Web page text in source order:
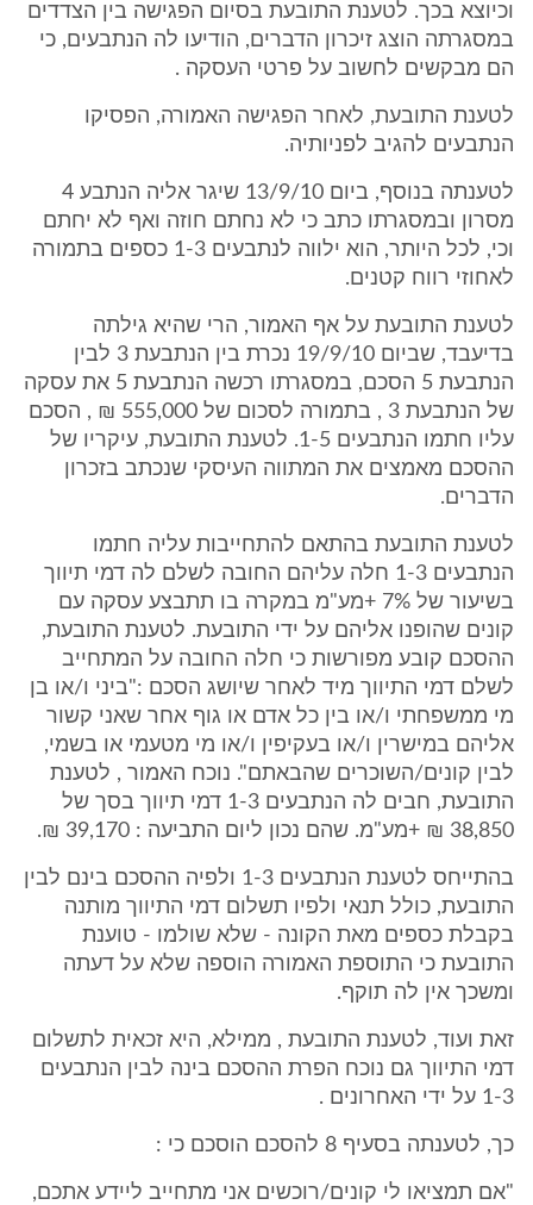
וכיוצא בכך. לטענת התובעת בסיום הפגישה בין הצדדים
במסגרתה הוצג זיכרון הדברים, הודיעו לה הנתבעים, כי
הם מבקשים לחשוב על פרטי העסקה .
לטענת התובעת, לאחר הפגישה האמורה, הפסיקו
הנתבעים להגיב לפניותיה.
לטענתה בנוסף, ביום 13/9/10 שיגר אליה הנתבע 4
מסרון ובמסגרתו כתב כי לא נחתם חוזה ואף לא יחתם
וכי, לכל היותר, הוא ילווה לנתבעים 1-3 כספים בתמורה
לאחוזי רווח קטנים.
לטענת התובעת על אף האמור, הרי שהיא גילתה
בדיעבד, שביום 19/9/10 נכרת בין הנתבעת 3 לבין
הנתבעת 5 הסכם, במסגרתו רכשה הנתבעת 5 את עסקה
של הנתבעת 3 , בתמורה לסכום של 555,000 ₪ , הסכם
עליו חתמו הנתבעים 1-5. לטענת התובעת, עיקריו של
ההסכם מאמצים את המתווה העיסקי שנכתב בזכרון
הדברים.
לטענת התובעת בהתאם להתחייבות עליה חתמו
הנתבעים 1-3 חלה עליהם החובה לשלם לה דמי תיווך
בשיעור של 7% +מע"מ במקרה בו תתבצע עסקה עם
קונים שהופנו אליהם על ידי התובעת. לטענת התובעת,
ההסכם קובע מפורשות כי חלה החובה על המתחייב
לשלם דמי התיווך מיד לאחר שיושג הסכם :"ביני ו/או בן
מי ממשפחתי ו/או בין כל אדם או גוף אחר שאני קשור
אליהם במישרין ו/או בעקיפין ו/או מי מטעמי או בשמי,
לבין קונים/השוכרים שהבאתם". נוכח האמור , לטענת
התובעת, חבים לה הנתבעים 1-3 דמי תיווך בסך של
38,850 ₪ +מע"מ. שהם נכון ליום התביעה : 39,170 ₪.
בהתייחס לטענת הנתבעים 1-3 ולפיה ההסכם בינם לבין
התובעת, כולל תנאי ולפיו תשלום דמי התיווך מותנה
בקבלת כספים מאת הקונה - שלא שולמו - טוענת
התובעת כי התוספת האמורה הוספה שלא על דעתה
ומשכך אין לה תוקף.
זאת ועוד, לטענת התובעת , ממילא, היא זכאית לתשלום
דמי התיווך גם נוכח הפרת ההסכם בינה לבין הנתבעים
1-3 על ידי האחרונים .
כך, לטענתה בסעיף 8 להסכם הוסכם כי :
"אם תמציאו לי קונים/רוכשים אני מתחייב ליידע אתכם,